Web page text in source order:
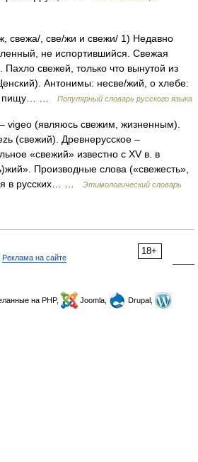
свежа/, све/жи и свежи/ 1) Недавно
не испортившийся. Свежая
свежей, только что вынутой из
Антонимы: несве/жий, о хлебе:
пищу… …
Популярный словарь русского языка
vigeo (являюсь свежим, жизненным).
(свежий). Древнерусское –
«свежий» известно с XV в. в
Производные слова («свежесть»,
в русских… …
Этимологический словарь
18+
Реклама на сайте
на PHP, Joomla,
Drupal,